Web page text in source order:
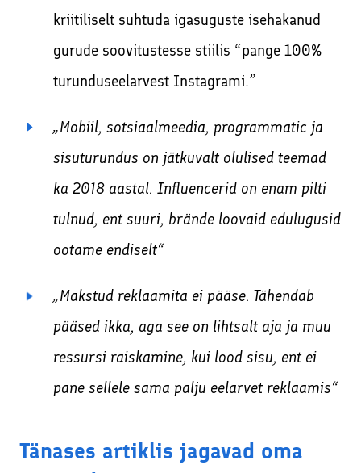
kriitiliselt suhtuda igasuguste isehakanud
gurude soovitustesse stiilis “pange 100%
turunduseelarvest Instagrami.”
„Mobiil, sotsiaalmeedia, programmatic ja
sisuturundus on jätkuvalt olulised teemad
ka 2018 aastal. Influencerid on enam pilti
tulnud, ent suuri, brände loovaid edulugusid
ootame endiselt“
„Makstud reklaamita ei pääse. Tähendab
pääsed ikka, aga see on lihtsalt aja ja muu
ressursi raiskamine, kui lood sisu, ent ei
pane sellele sama palju eelarvet reklaamis“
Tänases artiklis jagavad oma